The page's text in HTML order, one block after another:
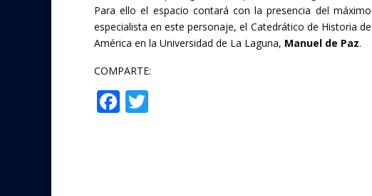
Para ello el espacio contará con la presencia del máximo
especialista en este personaje, el Catedrático de Historia de
América en la Universidad de La Laguna, Manuel de Paz.
COMPARTE:
F